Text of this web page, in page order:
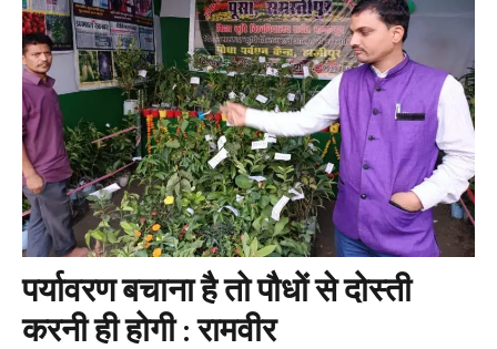
पर्यावरण बचाना है तो पौधों से दोस्ती
करनी ही होगी : रामवीर